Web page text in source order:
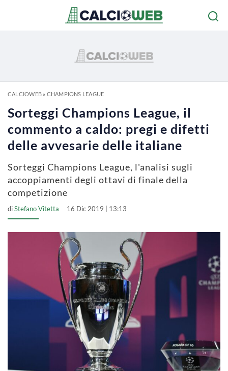
CALCIOWEB» CHAMPIONS LEAGUE
Sorteggi Champions League, il
commento a caldo: pregi e difetti
delle avvesarie delle italiane
Sorteggi Champions League, l'analisi sugli
accoppiamenti degli ottavi di finale della
competizione
diStefano Vitetta 16 Dic 2019 | 13:13